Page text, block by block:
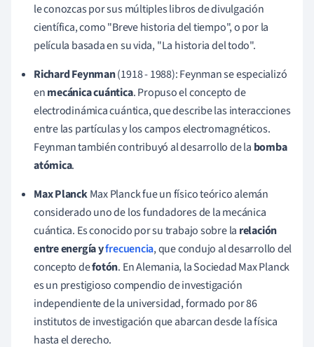
le conozcas por sus múltiples libros de divulgación
científica, como "Breve historia del tiempo", o por la
película basada en su vida, "La historia del todo".
Richard Feynman(1918 - 1988): Feynman se especializó
enmecánica cuántica. Propuso el concepto de
electrodinámica cuántica, que describe las interacciones
entre las partículas y los campos electromagnéticos.
Feynman también contribuyó al desarrollo de la bomba
atómica.
Max PlanckMax Planck fue un físico teórico alemán
considerado uno de los fundadores de la mecánica
cuántica. Es conocido por su trabajo sobre la relación
entre energía yfrecuencia, que condujo al desarrollo del
concepto defotón. En Alemania, la Sociedad Max Planck
es un prestigioso compendio de investigación
independiente de la universidad, formado por 86
institutos de investigación que abarcan desde la física
hasta el derecho.